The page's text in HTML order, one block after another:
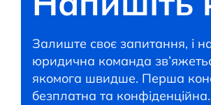
Залиште своє запитання, і
юридична команда
якомога швидше. Перша
безплатна та конфіденційна.